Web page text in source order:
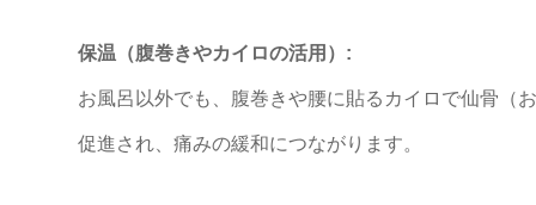
保温（腹巻きやカイロの活用）:
お風呂以外でも、腹巻きや腰に貼るカイロで仙骨（
促進され、痛みの緩和につながります。